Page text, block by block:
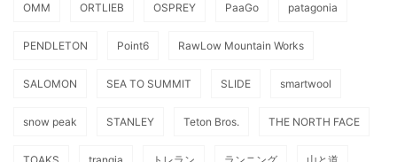
OMM ORTLIEB OSPREY PaaGo patagonia
PENDLETON Point6 RawLow Mountain Works
SALOMON SEA TO SUMMIT SLIDE smartwool
snow peak STANLEY Teton Bros. THE NORTH FACE